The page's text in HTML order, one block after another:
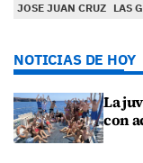
JOSE JUAN CRUZ LAS
NOTICIAS DE HOY
La
con